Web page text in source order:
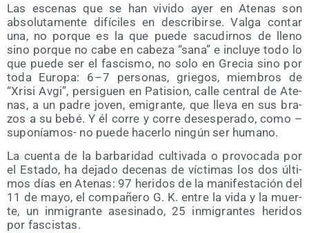
Las esce­nas que se han vivi­do ayer en Ate­nas son
abso­lu­ta­men­te difí­ci­les en des­cri­bir­se. Val­ga con­tar
una, no por­que es la que pue­de sacu­dir­nos de lleno
sino por­que no cabe en cabe­za “sana” e inclu­ye todo lo
que pue­de ser el fas­cis­mo, no solo en Gre­cia sino por
toda Euro­pa: 6 – 7 per­so­nas, grie­gos, miem­bros de
“Xri­si Avgi”, per­si­guen en Pati­sion, calle cen­tral de Ate­
nas, a un padre joven, emi­gran­te, que lle­va en sus bra­
zos a su bebé. Y él corre y corre deses­pe­ra­do, como –
supo­nía­mos- no pue­de hacer­lo nin­gún ser humano.
La cuen­ta de la bar­ba­ri­dad cul­ti­va­da o pro­vo­ca­da por
el Esta­do, ha deja­do dece­nas de víc­ti­mas los dos últi­
mos días en Ate­nas: 97 heri­dos de la mani­fes­ta­ción del
11 de mayo, el com­pa­ñe­ro G. K. entre la vida y la muer­
te, un inmi­gran­te ase­si­na­do, 25 inmi­gran­tes heri­dos
por fascistas.